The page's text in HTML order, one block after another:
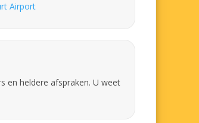
Airport
en heldere afspraken. U weet